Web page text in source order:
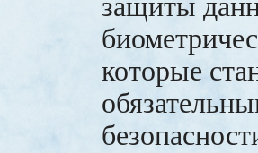
защиты
которые